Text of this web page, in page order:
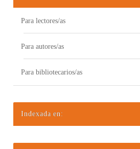
Para lectores/as
Para autores/as
Para bibliotecarios/as
Indexada en: